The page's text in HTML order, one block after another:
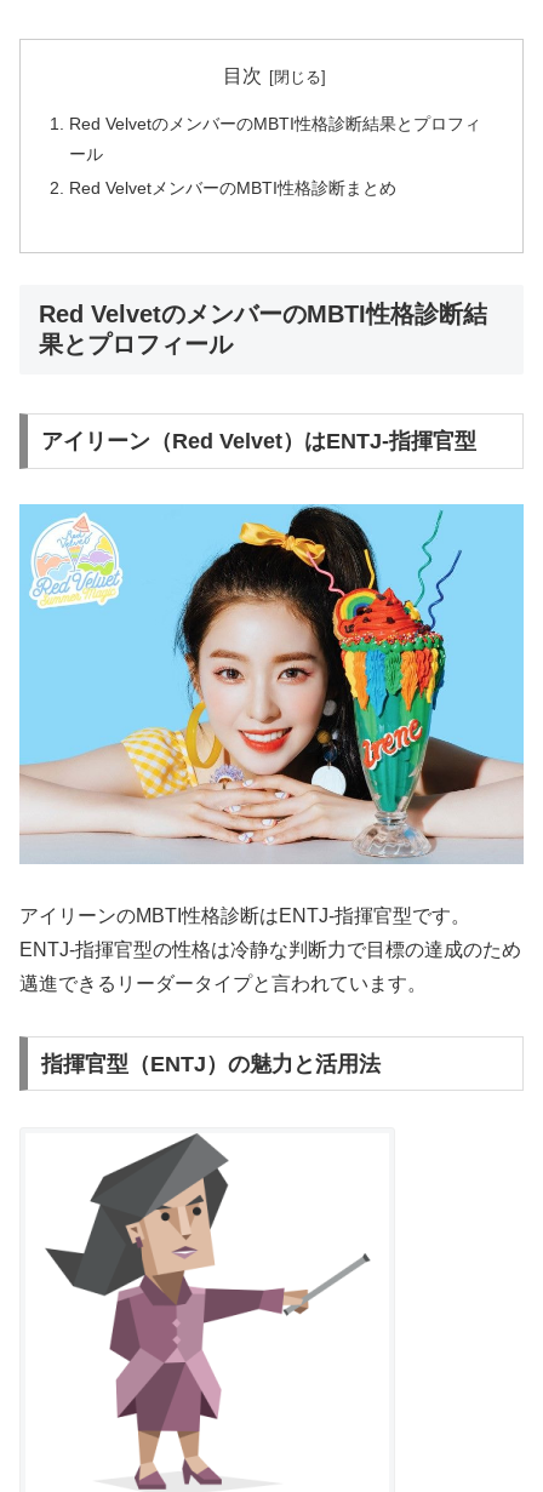
目次
Red VelvetのメンバーのMBTI性格診断結果とプロフィ
ール
Red VelvetメンバーのMBTI性格診断まとめ
Red VelvetのメンバーのMBTI性格診断結
果とプロフィール
アイリーン（Red Velvet）はENTJ-指揮官型
アイリーンのMBTI性格診断はENTJ-指揮官型です。
ENTJ-指揮官型の性格は冷静な判断力で目標の達成のため
邁進できるリーダータイプと言われています。
指揮官型（ENTJ）の魅力と活用法